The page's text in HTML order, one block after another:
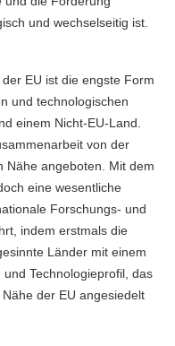
und wechselseitig ist.
EU ist die engste Form
und technologischen
einem Nicht-EU-Land.
von der
Nähe angeboten. Mit dem
eine wesentliche
Forschungs- und
indem erstmals die
Länder mit einem
Technologieprofil, das
der EU angesiedelt